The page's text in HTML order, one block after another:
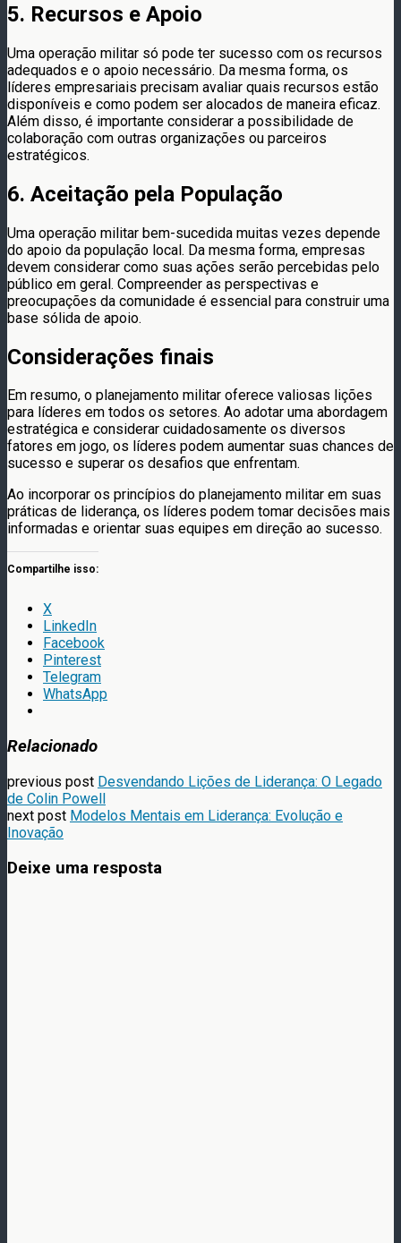
5. Recursos e Apoio
Uma operação militar só pode ter sucesso com os recursos
adequados e o apoio necessário. Da mesma forma, os
líderes empresariais precisam avaliar quais recursos estão
disponíveis e como podem ser alocados de maneira eficaz.
Além disso, é importante considerar a possibilidade de
colaboração com outras organizações ou parceiros
estratégicos.
6. Aceitação pela População
Uma operação militar bem-sucedida muitas vezes depende
do apoio da população local. Da mesma forma, empresas
devem considerar como suas ações serão percebidas pelo
público em geral. Compreender as perspectivas e
preocupações da comunidade é essencial para construir uma
base sólida de apoio.
Considerações finais
Em resumo, o planejamento militar oferece valiosas lições
para líderes em todos os setores. Ao adotar uma abordagem
estratégica e considerar cuidadosamente os diversos
fatores em jogo, os líderes podem aumentar suas chances de
sucesso e superar os desafios que enfrentam.
Ao incorporar os princípios do planejamento militar em suas
práticas de liderança, os líderes podem tomar decisões mais
informadas e orientar suas equipes em direção ao sucesso.
Compartilhe isso:
X
LinkedIn
Facebook
Pinterest
Telegram
WhatsApp
Relacionado
previous post Desvendando Lições de Liderança: O Legado
de Colin Powell
next post Modelos Mentais em Liderança: Evolução e
Inovação
Deixe uma resposta